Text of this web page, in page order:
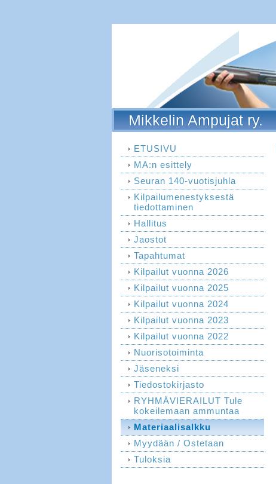
Mikkelin Ampujat ry.
ETUSIVU
MA:n esittely
Seuran 140-vuotisjuhla
Kilpailumenestyksestä
tiedottaminen
Hallitus
Jaostot
Tapahtumat
Kilpailut vuonna 2026
Kilpailut vuonna 2025
Kilpailut vuonna 2024
Kilpailut vuonna 2023
Kilpailut vuonna 2022
Nuorisotoiminta
Jäseneksi
Tiedostokirjasto
RYHMÄVIERAILUT Tule
kokeilemaan ammuntaa
Materiaalisalkku
Myydään / Ostetaan
Tuloksia